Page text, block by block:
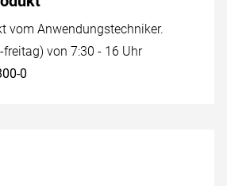
vom Anwendungstechniker.
von 7:30 - 16 Uhr
0